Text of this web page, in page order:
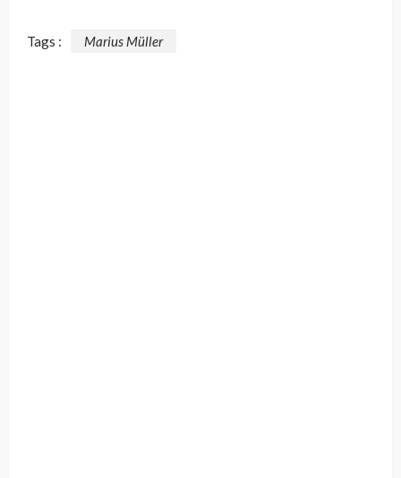
Tags : Marius Müller